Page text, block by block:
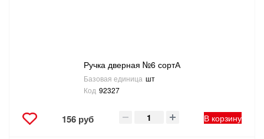
Ручка дверная №6 сортА
Базовая единица шт
Код 92327
156 руб В корзину